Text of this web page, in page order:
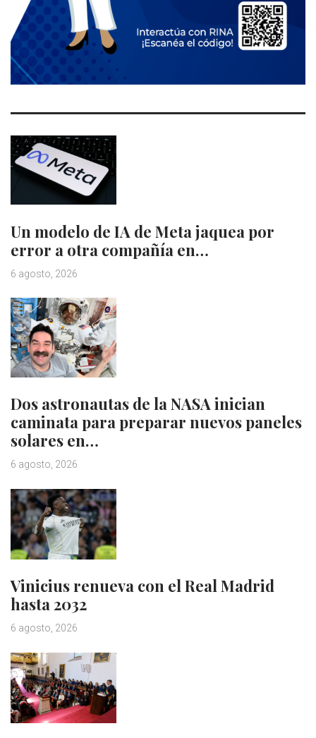
Un modelo de IA de Meta jaquea por
error a otra compañía en…
6 agosto, 2026
Dos astronautas de la NASA inician
caminata para preparar nuevos paneles
solares en…
6 agosto, 2026
Vinicius renueva con el Real Madrid
hasta 2032
6 agosto, 2026